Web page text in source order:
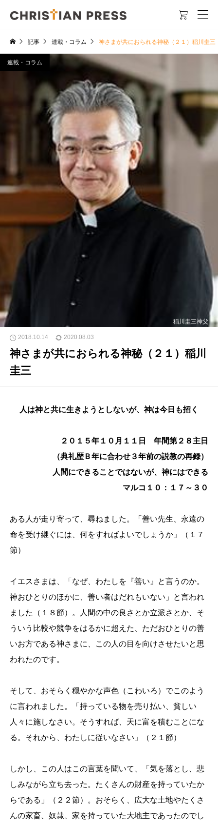

記事 連載・コラム 神さまが共におられる神秘（２１）稲川圭三
稲川圭三神父
連載・コラム
2018.10.14 2020.08.03
神さまが共におられる神秘（２１）稲川
圭三
人は神と共に生きようとしないが、神は今日も招く
２０１５年１０月１１日 年間第２８主日
（典礼歴Ｂ年に合わせ３年前の説教の再録）
人間にできることではないが、神にはできる
マルコ１０：１７～３０
ある人が走り寄って、尋ねました。「善い先生、永遠の
命を受け継ぐには、何をすればよいでしょうか」（１７
節）
イエスさまは、「なぜ、わたしを『善い』と言うのか。
神おひとりのほかに、善い者はだれもいない」と言われ
ました（１８節）。人間の中の良さとか立派さとか、そ
ういう比較や競争をはるかに超えた、ただおひとりの善
いお方である神さまに、この人の目を向けさせたいと思
われたのです。
そして、おそらく穏やかな声色（こわいろ）でこのよう
に言われました。「持っている物を売り払い、貧しい
人々に施しなさい。そうすれば、天に富を積むことにな
る。それから、わたしに従いなさい」（２１節）
しかし、この人はこの言葉を聞いて、「気を落とし、悲
しみながら立ち去った。たくさんの財産を持っていたか
らである」（２２節）。おそらく、広大な土地やたくさ
んの家畜、奴隷、家を持っていた大地主であったのでし